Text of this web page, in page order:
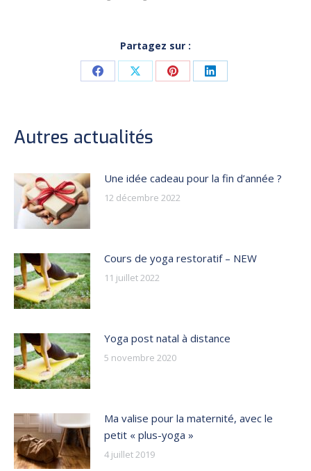
Partagez sur :
Share Share Share Share
Autres actualités
Une idée cadeau pour la fin d’année ?
12 décembre 2022
Cours de yoga restoratif – NEW
11 juillet 2022
Yoga post natal à distance
5 novembre 2020
Ma valise pour la maternité, avec le
petit « plus-yoga »
4 juillet 2019